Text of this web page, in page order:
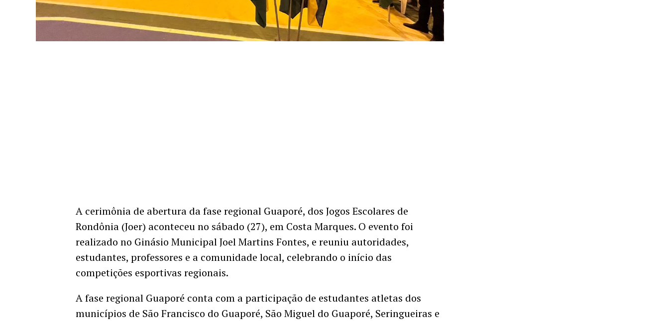
A cerimônia de abertura da fase regional Guaporé, dos Jogos Escolares de
Rondônia (Joer) aconteceu no sábado (27), em Costa Marques. O evento foi
realizado no Ginásio Municipal Joel Martins Fontes, e reuniu autoridades,
estudantes, professores e a comunidade local, celebrando o início das
competições esportivas regionais.
A fase regional Guaporé conta com a participação de estudantes atletas dos
municípios de São Francisco do Guaporé, São Miguel do Guaporé, Seringueiras e